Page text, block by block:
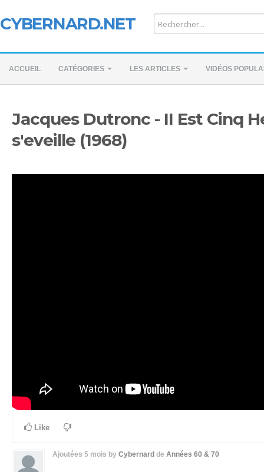
CYBERNARD.NET
ACCUEIL CATÉGORIES LES ARTICLES VIDÉOS
Jacques Dutronc - II Est Cinq
s'eveille (1968)
Like
Ajoutées 5 mois by Cybernard de Années 60 & 70